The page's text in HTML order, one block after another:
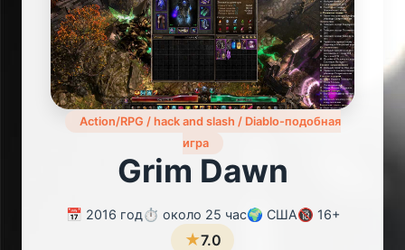
Action/RPG / hack and slash / Diablo-подобная
игра
Grim Dawn
📅 2016 год⏱️ около 25 час🌍 США🔞 16+
★7.0